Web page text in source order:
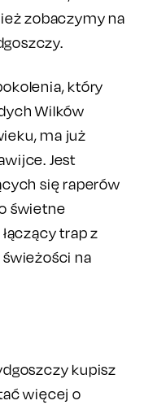
zobaczymy na
który
Wilków
ma już
Jest
się raperów
świetne
trap z
świeżości na
kupisz
więcej o